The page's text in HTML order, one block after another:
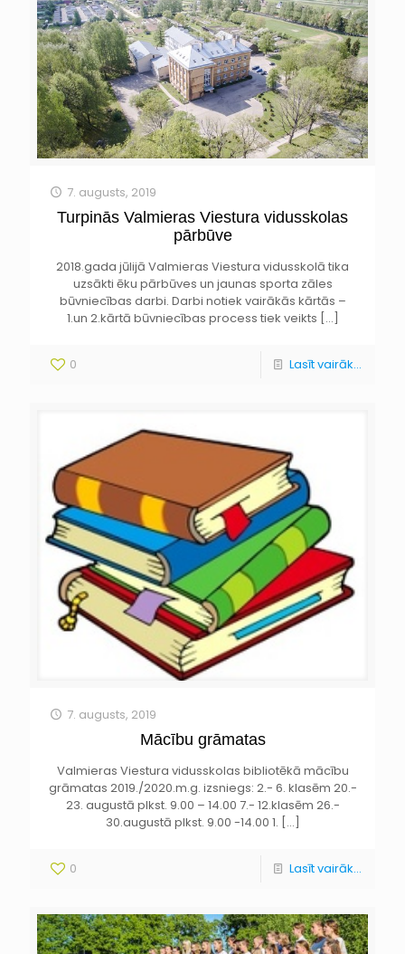
7. augusts, 2019
Turpinās Valmieras Viestura vidusskolas
pārbūve
2018.gada jūlijā Valmieras Viestura vidusskolā tika
uzsākti ēku pārbūves un jaunas sporta zāles
būvniecības darbi. Darbi notiek vairākās kārtās –
1.un 2.kārtā būvniecības process tiek veikts […]
0 Lasīt vairāk...
7. augusts, 2019
Mācību grāmatas
Valmieras Viestura vidusskolas bibliotēkā mācību
grāmatas 2019./2020.m.g. izsniegs: 2.- 6. klasēm 20.-
23. augustā plkst. 9.00 – 14.00 7.- 12.klasēm 26.-
30.augustā plkst. 9.00 -14.00 1. […]
0 Lasīt vairāk...